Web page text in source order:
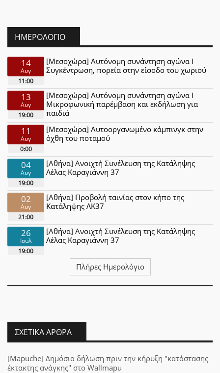
ΗΜΕΡΟΛΌΓΙΟ
14
Αυγ
11:00
[Μεσοχώρα] Αυτόνομη συνάντηση αγώνα Ι
Συγκέντρωση, πορεία στην είσοδο του χωριού
13
Αυγ
19:00
[Μεσοχώρα] Αυτόνομη συνάντηση αγώνα Ι
Μικροφωνική παρέμβαση και εκδήλωση για
παιδιά
11
Αυγ
0:00
[Μεσοχώρα] Αυτοοργανωμένο κάμπινγκ στην
όχθη του ποταμού
04
Αυγ
19:00
[Αθήνα] Ανοιχτή Συνέλευση της Κατάληψης
Λέλας Καραγιάννη 37
02
Αυγ
21:00
[Αθήνα] Προβολή ταινίας στον κήπο της
Κατάληψης ΛΚ37
26
Ιουλ
19:00
[Αθήνα] Ανοιχτή Συνέλευση της Κατάληψης
Λέλας Καραγιάννη 37
Πλήρες Ημερολόγιο
ΣΧΕΤΙΚΆ ΆΡΘΡΑ
[Mapuche] Δημόσια δήλωση πριν την κήρυξη "κατάστασης
έκτακτης ανάγκης" στο Wallmapu